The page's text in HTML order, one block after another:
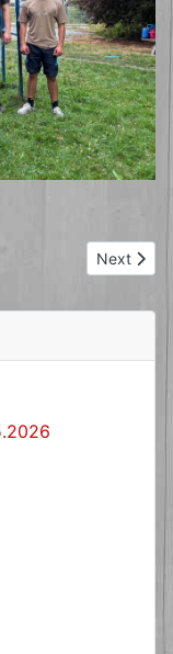
Next
Next